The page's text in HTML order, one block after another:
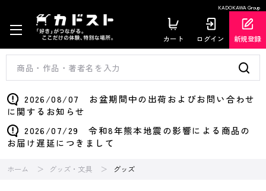
KADOKAWA Group
カート ログイン 新規登録
2026/08/07 お盆期間中の出荷およびお問い合わせ
に関するお知らせ
2026/07/29 令和8年熊本地震の影響による商品の
お届け遅延につきまして
ホーム グッズ・文具 グッズ